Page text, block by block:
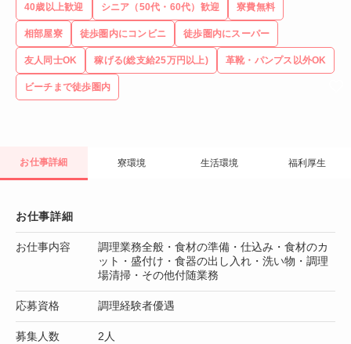
40歳以上歓迎 シニア（50代・60代）歓迎 寮費無料
相部屋寮 徒歩圏内にコンビニ 徒歩圏内にスーパー
友人同士OK 稼げる(総支給25万円以上) 革靴・パンプス以外OK
ビーチまで徒歩圏内
お仕事詳細 寮環境 生活環境 福利厚生
お仕事詳細
お仕事内容
調理業務全般・食材の準備・仕込み・食材のカ
ット・盛付け・食器の出し入れ・洗い物・調理
場清掃・その他付随業務
応募資格 調理経験者優遇
募集人数 2人